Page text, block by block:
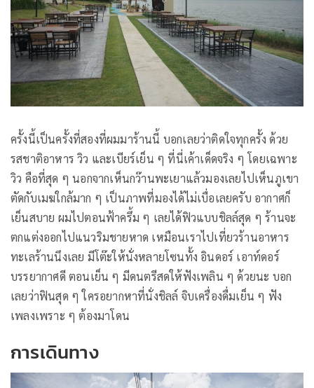
ครั้งนี้เป็นครั้งที่สองที่ผมมาร้านนี้ บอกเลยว่าติดใจทุกครั้ง ด้วย
รสชาติอาหาร วิว และเบียร์เย็น ๆ ที่นี่เค้าเด็ดจริง ๆ โดยเฉพาะ
วิว คือที่สุด ๆ นอกจากเห็นกว๊านพะเยาแล้วมองเลยไปเห็นภูเขา
ตัดกับเมฆใกล้มาก ๆ เป็นภาพที่มองได้ไม่เบื่อเลยครับ อากาศก็
เย็นสบาย ผมไปตอนฟ้าครึ้ม ๆ เลยได้ฟิวแบบชิลล์สุด ๆ ร้านจะ
ตกแต่งออกไปแนวริมชายหาด เหมือนเราไปเที่ยวร้านอาหาร
ทะเลร้านนึงเลย มีโต๊ะให้นั่งหลายโซนทั้ง อินดอร์ เอาท์ดอร์
บรรยากาศดี ตอนเย็น ๆ มีดนตรีสดให้ฟังเพลิน ๆ ด้วยนะ บอก
เลยว่าฟินสุด ๆ ใครอยากหาที่นั่งชิลล์ จิบเครื่องดื่มเย็น ๆ ฟัง
เพลงเพราะ ๆ ต้องมาโดน
การเดินทาง